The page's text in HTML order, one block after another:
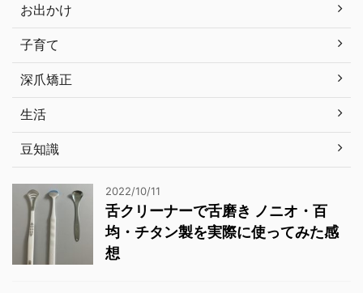
お出かけ
子育て
深爪矯正
生活
豆知識
2022/10/11
舌クリーナーで舌磨き ノニオ・百
均・チタン製を実際に使ってみた感
想